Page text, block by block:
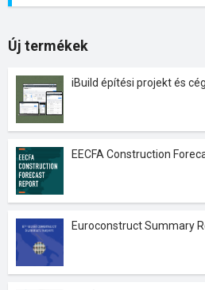
Új termékek
iBuild építési projekt és
EECFA Construction
Euroconstruct Summary